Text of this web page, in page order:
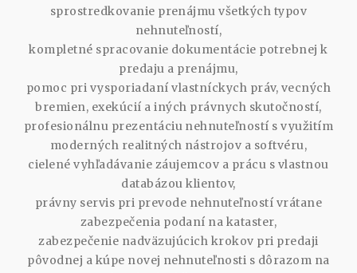
sprostredkovanie prenájmu všetkých typov
nehnuteľností,
kompletné spracovanie dokumentácie potrebnej k
predaju a prenájmu,
pomoc pri vysporiadaní vlastníckych práv, vecných
bremien, exekúcií a iných právnych skutočností,
profesionálnu prezentáciu nehnuteľností s využitím
moderných realitných nástrojov a softvéru,
cielené vyhľadávanie záujemcov a prácu s vlastnou
databázou klientov,
právny servis pri prevode nehnuteľností vrátane
zabezpečenia podaní na kataster,
zabezpečenie nadväzujúcich krokov pri predaji
pôvodnej a kúpe novej nehnuteľnosti s dôrazom na